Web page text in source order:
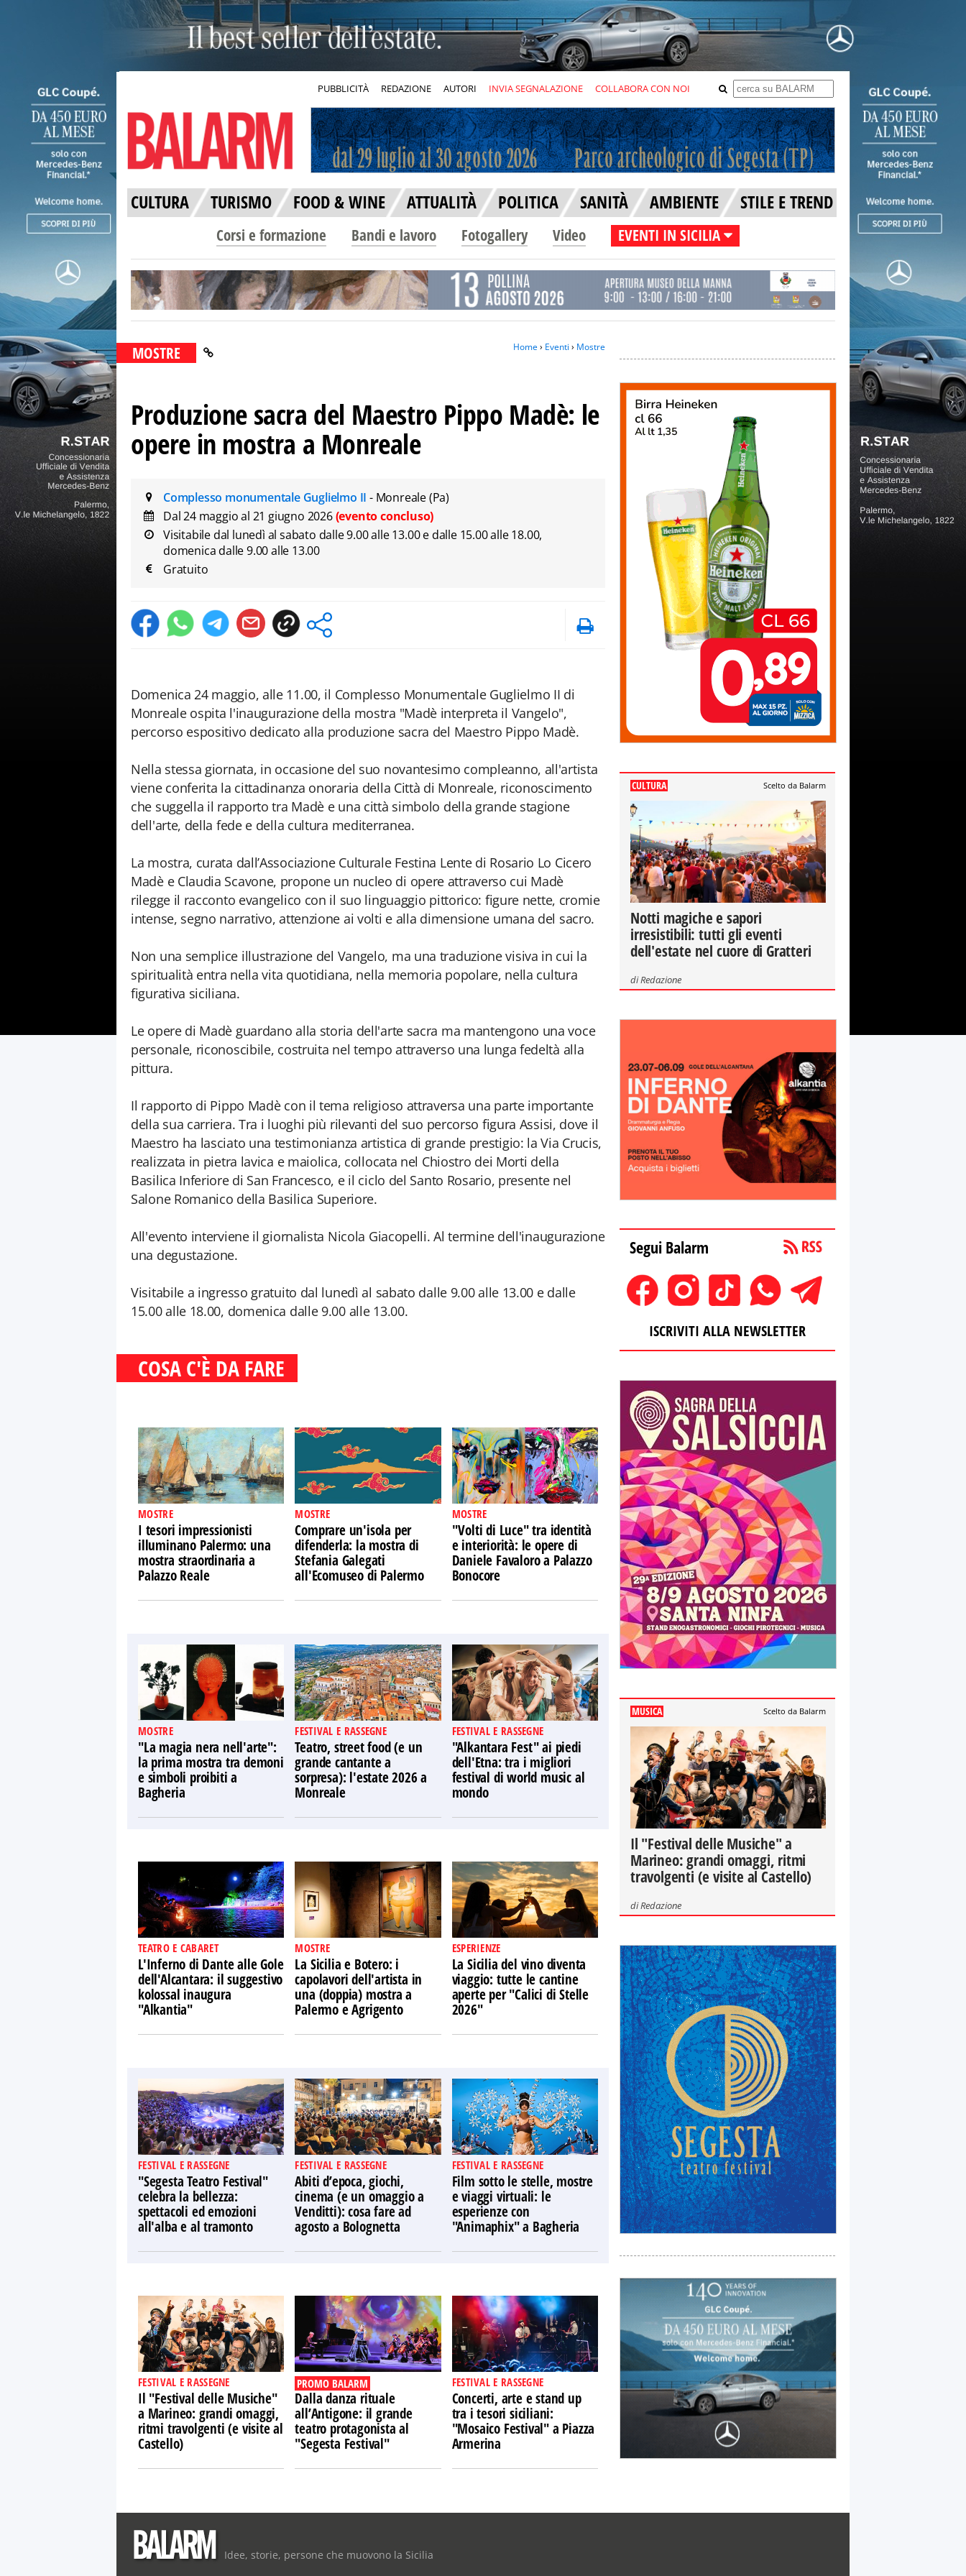
PUBBLICITÀ REDAZIONE AUTORI INVIA SEGNALAZIONE COLLABORA CON NOI
CULTURA TURISMO FOOD & WINE ATTUALITÀ POLITICA SANITÀ AMBIENTE STILE E TREND
Corsi e formazione Bandi e lavoro Fotogallery Video EVENTI IN SICILIA
MOSTRE Home› Eventi › Mostre
Produzione sacra del Maestro Pippo Madè: le
opere in mostra a Monreale
Complesso monumentale Guglielmo II - Monreale (Pa)
Dal 24 maggio al 21 giugno 2026(evento concluso)
Visitabile dal lunedì al sabato dalle 9.00 alle 13.00 e dalle 15.00 alle 18.00,
domenica dalle 9.00 alle 13.00
Gratuito
Domenica 24 maggio, alle 11.00, il Complesso Monumentale Guglielmo II di
Monreale ospita l'inaugurazione della mostra "Madè interpreta il Vangelo",
percorso espositivo dedicato alla produzione sacra del Maestro Pippo Madè.
Nella stessa giornata, in occasione del suo novantesimo compleanno, all'artista
viene conferita la cittadinanza onoraria della Città di Monreale, riconoscimento
che suggella il rapporto tra Madè e una città simbolo della grande stagione
dell'arte, della fede e della cultura mediterranea.
La mostra, curata dall’Associazione Culturale Festina Lente di Rosario Lo Cicero
Madè e Claudia Scavone, propone un nucleo di opere attraverso cui Madè
rilegge il racconto evangelico con il suo linguaggio pittorico: figure nette, cromie
intense, segno narrativo, attenzione ai volti e alla dimensione umana del sacro.
Non una semplice illustrazione del Vangelo, ma una traduzione visiva in cui la
spiritualità entra nella vita quotidiana, nella memoria popolare, nella cultura
figurativa siciliana.
Le opere di Madè guardano alla storia dell'arte sacra ma mantengono una voce
personale, riconoscibile, costruita nel tempo attraverso una lunga fedeltà alla
pittura.
Il rapporto di Pippo Madè con il tema religioso attraversa una parte importante
della sua carriera. Tra i luoghi più rilevanti del suo percorso figura Assisi, dove il
Maestro ha lasciato una testimonianza artistica di grande prestigio: la Via Crucis,
realizzata in pietra lavica e maiolica, collocata nel Chiostro dei Morti della
Basilica Inferiore di San Francesco, e il ciclo del Santo Rosario, presente nel
Salone Romanico della Basilica Superiore.
All'evento interviene il giornalista Nicola Giacopelli. Al termine dell'inaugurazione
una degustazione.
Visitabile a ingresso gratuito dal lunedì al sabato dalle 9.00 alle 13.00 e dalle
15.00 alle 18.00, domenica dalle 9.00 alle 13.00.
COSA C'È DA FARE
MOSTRE
I tesori impressionisti
illuminano Palermo: una
mostra straordinaria a
Palazzo Reale
MOSTRE
Comprare un'isola per
difenderla: la mostra di
Stefania Galegati
all'Ecomuseo di Palermo
MOSTRE
"Volti di Luce" tra identità
e interiorità: le opere di
Daniele Favaloro a Palazzo
Bonocore
MOSTRE
"La magia nera nell'arte":
la prima mostra tra demoni
e simboli proibiti a
Bagheria
FESTIVAL E RASSEGNE
Teatro, street food (e un
grande cantante a
sorpresa): l'estate 2026 a
Monreale
FESTIVAL E RASSEGNE
"Alkantara Fest" ai piedi
dell'Etna: tra i migliori
festival di world music al
mondo
TEATRO E CABARET
L'Inferno di Dante alle Gole
dell'Alcantara: il suggestivo
kolossal inaugura
"Alkantia"
MOSTRE
La Sicilia e Botero: i
capolavori dell'artista in
una (doppia) mostra a
Palermo e Agrigento
ESPERIENZE
La Sicilia del vino diventa
viaggio: tutte le cantine
aperte per "Calici di Stelle
2026"
FESTIVAL E RASSEGNE
"Segesta Teatro Festival"
celebra la bellezza:
spettacoli ed emozioni
all'alba e al tramonto
FESTIVAL E RASSEGNE
Abiti d’epoca, giochi,
cinema (e un omaggio a
Venditti): cosa fare ad
agosto a Bolognetta
FESTIVAL E RASSEGNE
Film sotto le stelle, mostre
e viaggi virtuali: le
esperienze con
"Animaphix" a Bagheria
FESTIVAL E RASSEGNE
Il "Festival delle Musiche"
a Marineo: grandi omaggi,
ritmi travolgenti (e visite al
Castello)
PROMO BALARM
Dalla danza rituale
all’Antigone: il grande
teatro protagonista al
"Segesta Festival"
FESTIVAL E RASSEGNE
Concerti, arte e stand up
tra i tesori siciliani:
"Mosaico Festival" a Piazza
Armerina
CULTURA Scelto da Balarm
Notti magiche e sapori
irresistibili: tutti gli eventi
dell'estate nel cuore di Gratteri
diRedazione
Segui Balarm
ISCRIVITI ALLA NEWSLETTER
MUSICA Scelto da Balarm
Il "Festival delle Musiche" a
Marineo: grandi omaggi, ritmi
travolgenti (e visite al Castello)
diRedazione
Idee, storie, persone che muovono la Sicilia